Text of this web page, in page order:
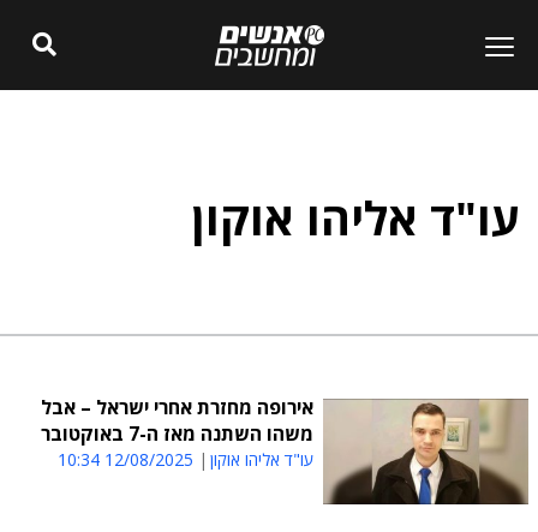
עו"ד אליהו אוקון
אירופה מחזרת אחרי ישראל – אבל
משהו השתנה מאז ה-7 באוקטובר
עו"ד אליהו אוקון 12/08/2025 10:34